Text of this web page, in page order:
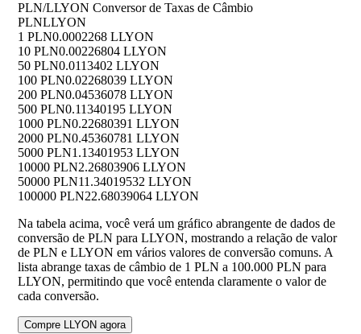
PLN/LLYON Conversor de Taxas de Câmbio
PLNLLYON
1 PLN0.0002268 LLYON
10 PLN0.00226804 LLYON
50 PLN0.0113402 LLYON
100 PLN0.02268039 LLYON
200 PLN0.04536078 LLYON
500 PLN0.11340195 LLYON
1000 PLN0.22680391 LLYON
2000 PLN0.45360781 LLYON
5000 PLN1.13401953 LLYON
10000 PLN2.26803906 LLYON
50000 PLN11.34019532 LLYON
100000 PLN22.68039064 LLYON
Na tabela acima, você verá um gráfico abrangente de dados de
conversão de PLN para LLYON, mostrando a relação de valor
de PLN e LLYON em vários valores de conversão comuns. A
lista abrange taxas de câmbio de 1 PLN a 100.000 PLN para
LLYON, permitindo que você entenda claramente o valor de
cada conversão.
Compre LLYON agora